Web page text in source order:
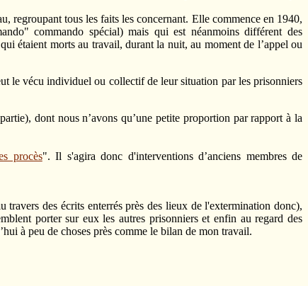
regroupant tous les faits les concernant. Elle commence en 1940,
commando spécial) mais qui est néanmoins différent des
étaient morts au travail, durant la nuit, au moment de l’appel ou
le vécu individuel ou collectif de leur situation par les prisonniers
dont nous n’avons qu’une petite proportion par rapport à la
procès". Il s'agira donc d'interventions d’anciens membres de
des écrits enterrés près des lieux de l'extermination donc),
porter sur eux les autres prisonniers et enfin au regard des
à peu de choses près comme le bilan de mon travail.